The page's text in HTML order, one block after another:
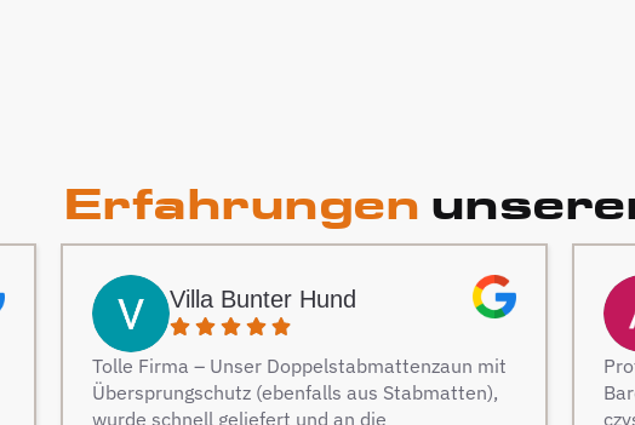
Erfahrungen
Villa Bunter Hund
Tolle Firma – Unser Doppelstabmattenzaun mit
Übersprungschutz (ebenfalls aus Stabmatten),
wurde schnell geliefert und an die